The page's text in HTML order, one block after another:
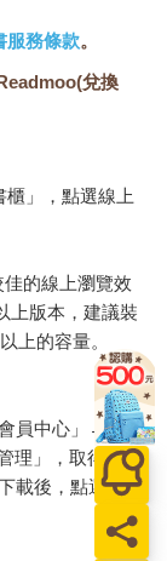
服務條款。
兌換
」，點選線上
的線上瀏覽效
上版本，建議裝
上的容量。
員中心」→「我
理」，取得通行
載後，點選任一